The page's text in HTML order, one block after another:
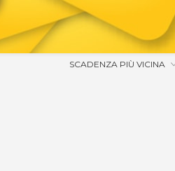
SCADENZA PIÙ VICINA